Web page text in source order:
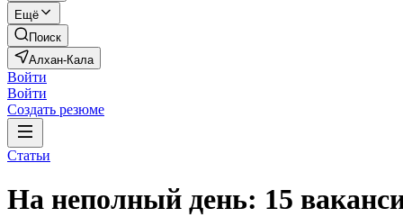
Ещё
Поиск
Алхан-Кала
Войти
Войти
Создать резюме
Статьи
На неполный день: 15